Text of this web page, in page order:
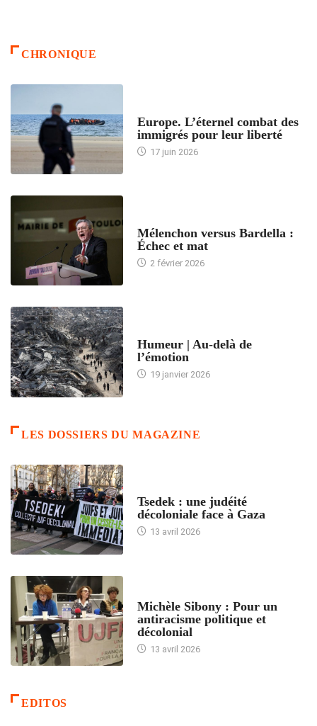
CHRONIQUE
Europe. L’éternel combat des
immigrés pour leur liberté
17 juin 2026
Mélenchon versus Bardella :
Échec et mat
2 février 2026
Humeur | Au-delà de
l’émotion
19 janvier 2026
LES DOSSIERS DU MAGAZINE
Tsedek : une judéité
décoloniale face à Gaza
13 avril 2026
Michèle Sibony : Pour un
antiracisme politique et
décolonial
13 avril 2026
EDITOS